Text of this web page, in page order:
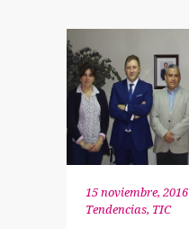
15 noviembre, 2016
Tendencias, TIC